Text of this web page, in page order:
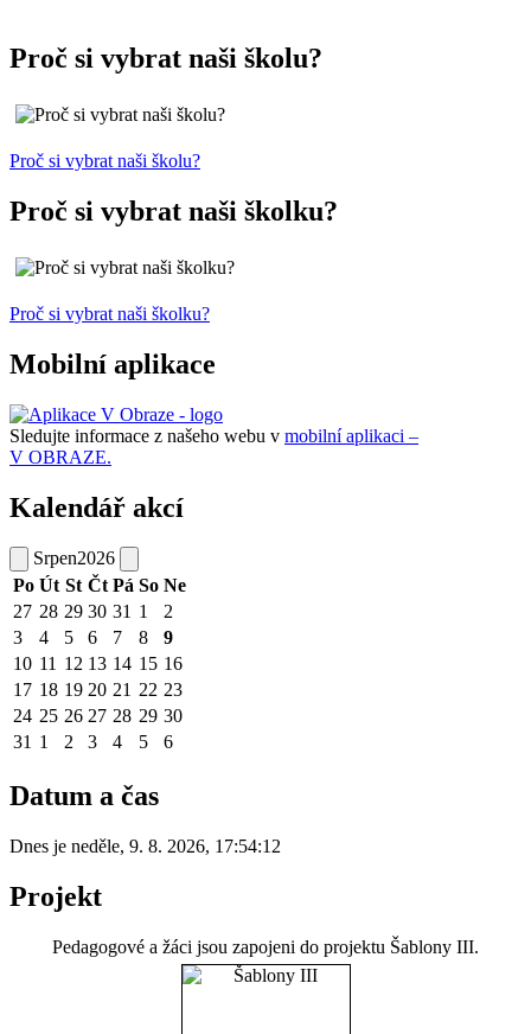
Proč si vybrat naši školu?
Proč si vybrat naši školu?
Proč si vybrat naši školku?
Proč si vybrat naši školku?
Mobilní aplikace
Sledujte informace z našeho webu v mobilní aplikaci –
V OBRAZE.
Kalendář akcí
Srpen2026
Po Út St Čt Pá So Ne
27 28 29 30 31 1
2
3
4 5 6 7 8
9
10 11 12 13 14 15 16
17 18 19 20 21 22 23
24 25 26 27 28 29 30
31 1 2 3 4 5 6
Datum a čas
Dnes je neděle, 9. 8. 2026, 17:54:12
Projekt
Pedagogové a žáci jsou zapojeni do projektu Šablony III.